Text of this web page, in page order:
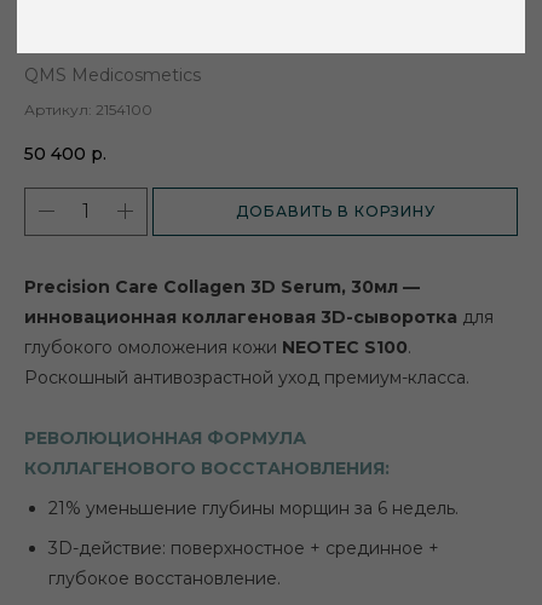
QMS Medicosmetics
Артикул: 2154100
50 400 р.
ДОБАВИТЬ В КОРЗИНУ
Precision Care Collagen 3D Serum, 30мл —
инновационная коллагеновая 3D-сыворотка для
глубокого омоложения кожи NEOTEC S100.
Роскошный антивозрастной уход премиум-класса.
РЕВОЛЮЦИОННАЯ ФОРМУЛА
КОЛЛАГЕНОВОГО ВОССТАНОВЛЕНИЯ:
21% уменьшение глубины морщин за 6 недель.
3D-действие: поверхностное + срединное +
глубокое восстановление.